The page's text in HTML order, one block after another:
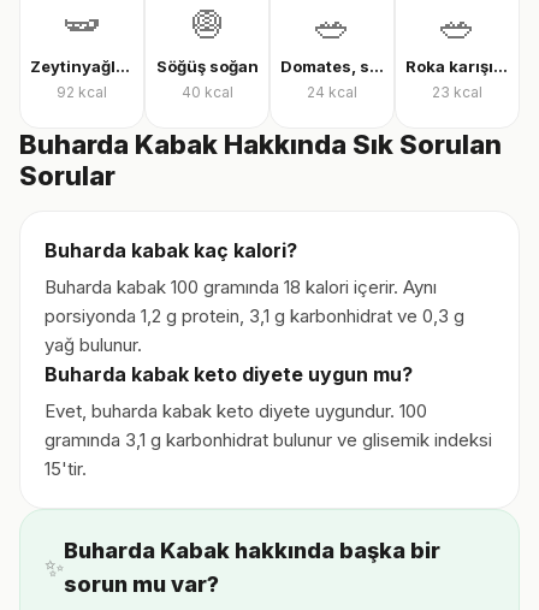
🫛
Zeytinyağlı çalı fasulyesi
92 kcal
🧅
Söğüş soğan
40 kcal
🥗
Domates, salatalık ve biber salatası
24 kcal
🥗
Roka karışık yeşillik
23 kcal
Buharda Kabak Hakkında Sık Sorulan
Sorular
Buharda kabak kaç kalori?
Buharda kabak 100 gramında 18 kalori içerir. Aynı
porsiyonda 1,2 g protein, 3,1 g karbonhidrat ve 0,3 g
yağ bulunur.
Buharda kabak keto diyete uygun mu?
Evet, buharda kabak keto diyete uygundur. 100
gramında 3,1 g karbonhidrat bulunur ve glisemik indeksi
15'tir.
✨
Buharda Kabak hakkında başka bir
sorun mu var?